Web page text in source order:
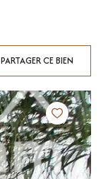
PARTAGER CE BIEN